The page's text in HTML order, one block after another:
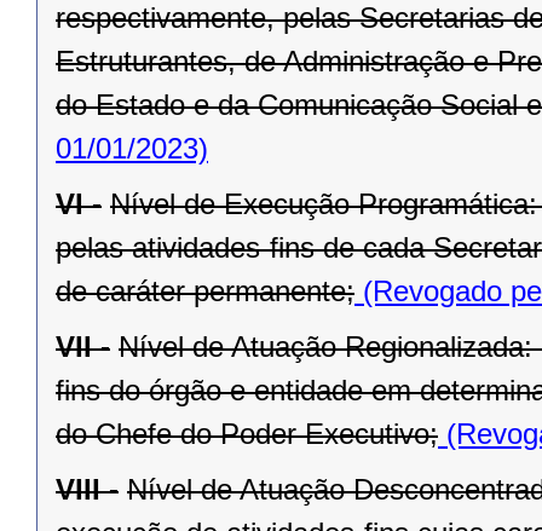
respectivamente, pelas Secretarias
Estruturantes, de Administração e
do Estado e da Comunicação Social
01/01/2023)
VI - Nível de Execução
pelas atividades-fins de cada
de caráter permanente; (Revogado
VII - Nível de Atuação
fins do órgão e entidade em
do Chefe do Poder Executivo;
VIII - Nível de Atuação